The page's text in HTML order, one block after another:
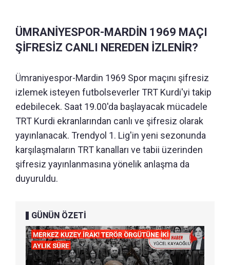
ÜMRANİYESPOR-MARDİN 1969 MAÇI
ŞİFRESİZ CANLI NEREDEN İZLENİR?
Ümraniyespor-Mardin 1969 Spor maçını şifresiz
izlemek isteyen futbolseverler TRT Kurdi'yi takip
edebilecek. Saat 19.00'da başlayacak mücadele
TRT Kurdi ekranlarından canlı ve şifresiz olarak
yayınlanacak. Trendyol 1. Lig'in yeni sezonunda
karşılaşmaların TRT kanalları ve tabii üzerinden
şifresiz yayınlanmasına yönelik anlaşma da
duyuruldu.
GÜNÜN ÖZETİ